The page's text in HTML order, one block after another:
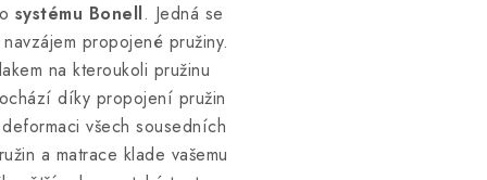
systému Bonell. Jedná se
propojené pružiny.
na kteroukoli pružinu
díky propojení pružin
všech sousedních
a matrace klade vašemu